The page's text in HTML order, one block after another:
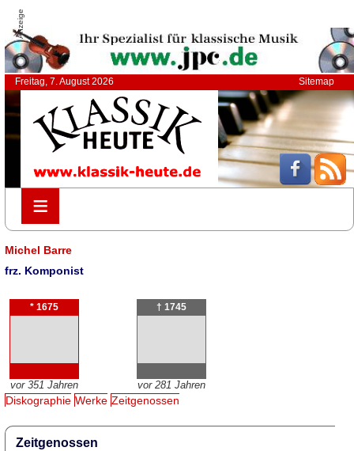
Anzeige
Freitag, 7. August 2026 Sitemap
≡
≡
Michel Barre
frz. Komponist
* 1675
vor 351 Jahren
† 1745
vor 281 Jahren
Diskographie Werke Zeitgenossen
Zeitgenossen